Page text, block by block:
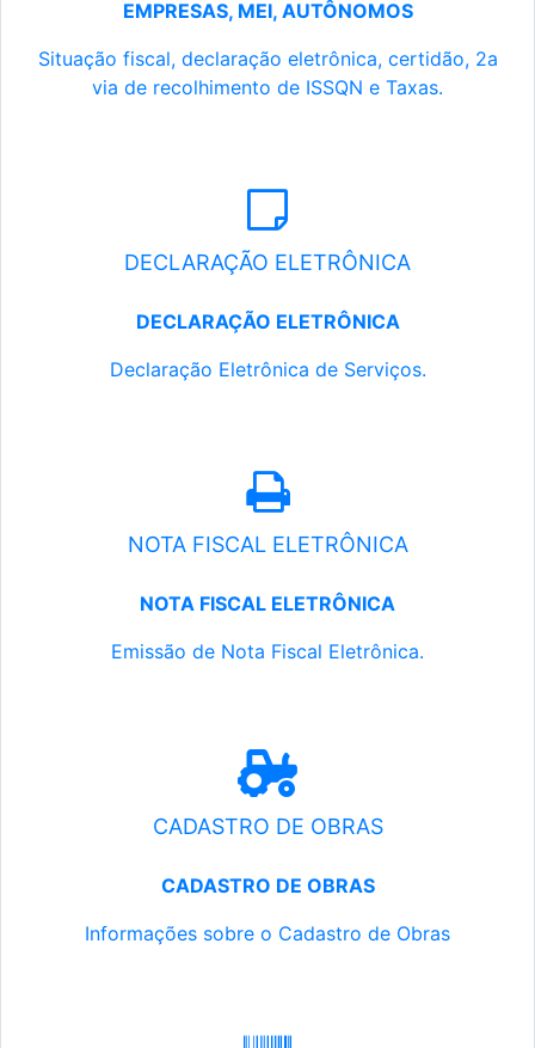
EMPRESAS, MEI, AUTÔNOMOS
Situação fiscal, declaração eletrônica, certidão, 2a
via de recolhimento de ISSQN e Taxas.
DECLARAÇÃO ELETRÔNICA
DECLARAÇÃO ELETRÔNICA
Declaração Eletrônica de Serviços.
NOTA FISCAL ELETRÔNICA
NOTA FISCAL ELETRÔNICA
Emissão de Nota Fiscal Eletrônica.
CADASTRO DE OBRAS
CADASTRO DE OBRAS
Informações sobre o Cadastro de Obras